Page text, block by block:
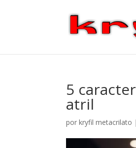
5
atril
porkryfil metacrilato |